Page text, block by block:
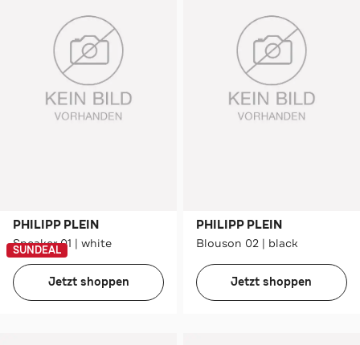
PHILIPP PLEIN
Sneaker 01 | white
SUNDEAL
Jetzt shoppen
PHILIPP PLEIN
Blouson 02 | black
Jetzt shoppen